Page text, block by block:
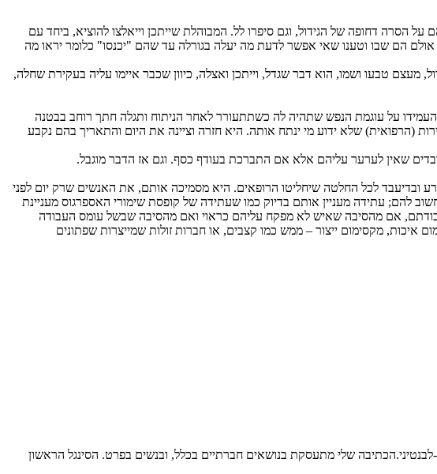
הסרה דחופה של הגידול, וגם סיפרו לל. המבוהלת שייתכן וייאלצו להוציא, ביחד עם
הם שבו וטענו שאי אפשר לדעת מה יעלה בגורלה עד שהם "יכנסו" כלומר יראו מה
מעצם טבעו ושמו, הוא דבר שגדל, וייתכן ואצלה, כיוון שכבר איימו עליה בעקירת שחלה,
על עוגמת הנפש שתהיה לה כשתתעורר לאחר הניתוח ותגלה חתך רוחב בבטנה
(הרפואית) שלא ידוע מי ינתח אותה. היא חזרה וציינה את היום והתאריך בהם נקבע
שאין לערער עליהם אלא אם התברכת בעודף כסף. וגם אז הדבר מוגבל.
לכל החלטה שיחליטו הרופאים. היא מסמיכה אותם, את האנשים שרק יום לפני
להם; עתידה מעניין אותם בדיוק כמו שעתידה של קופסת שימורי האספרגוס מעניינת
אם מהסיבה שאיש לא מפקח עליהם כראוי ואם מהסיבה שבשל עומס העבודה
איכות, מקסימום ייצור – ממש כמו קצבים, או חברות זולות שמייצרות שפתונים
הלייבל של קובי אוז-לבנטיני.הכתיבה שלי מתעסקת בנושאים חברתיים בכלל, ובנשים בפרט. הסינגל הראשון